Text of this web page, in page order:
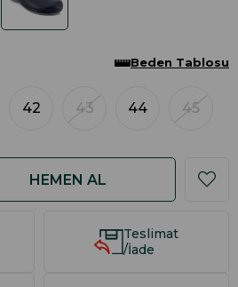
42 43 44 45
Beden Tablosu
Teslimat
/İade